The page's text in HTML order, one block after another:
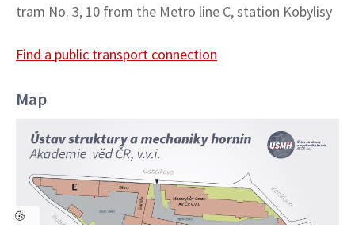
tram No. 3, 10 from the Metro line C, station Kobylisy
Find a public transport connection
Map
Image
Contact